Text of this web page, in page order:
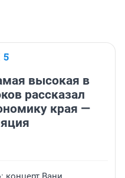
высокая в
рассказал
края —